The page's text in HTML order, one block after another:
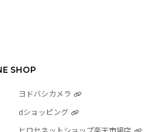
SHOP
ヨドバシカメラ
dショッピング
ヒロセネットショップ楽天市場店